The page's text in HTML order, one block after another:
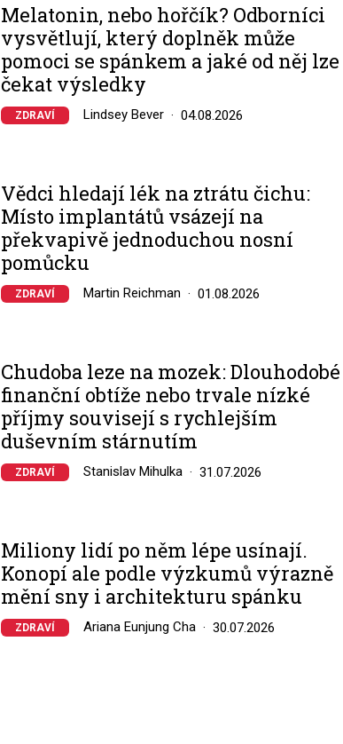
Melatonin, nebo hořčík? Odborníci
vysvětlují, který doplněk může
pomoci se spánkem a jaké od něj lze
čekat výsledky
ZDRAVÍ Lindsey Bever 04.08.2026
Vědci hledají lék na ztrátu čichu:
Místo implantátů vsázejí na
překvapivě jednoduchou nosní
pomůcku
ZDRAVÍ Martin Reichman 01.08.2026
Chudoba leze na mozek: Dlouhodobé
finanční obtíže nebo trvale nízké
příjmy souvisejí s rychlejším
duševním stárnutím
ZDRAVÍ Stanislav Mihulka 31.07.2026
Miliony lidí po něm lépe usínají.
Konopí ale podle výzkumů výrazně
mění sny i architekturu spánku
ZDRAVÍ Ariana Eunjung Cha 30.07.2026